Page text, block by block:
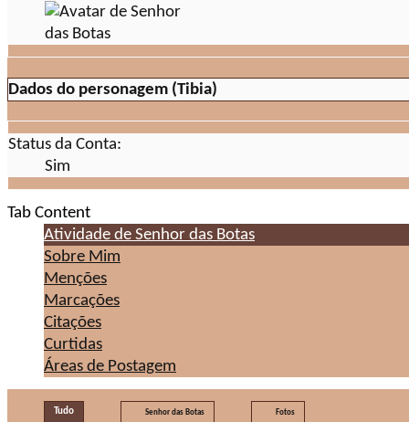
Dados do personagem (Tibia)
Status da Conta:
Sim
Tab Content
Atividade de Senhor das Botas
Sobre Mim
Menções
Marcações
Citações
Curtidas
Áreas de Postagem
Tudo Senhor das Botas Fotos